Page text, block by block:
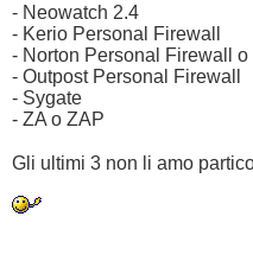
- Neowatch 2.4
- Kerio Personal Firewall
- Norton Personal Firewall o
- Outpost Personal Firewall
- Sygate
- ZA o ZAP
Gli ultimi 3 non li amo